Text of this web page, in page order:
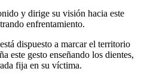
y dirige su visión hacia este
enfrentamiento.
dispuesto a marcar el territorio
este gesto enseñando los dientes,
fija en su víctima.